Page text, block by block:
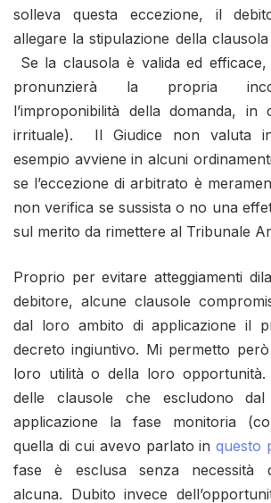
solleva questa eccezione, il
allegare la stipulazione della
Se la clausola è valida ed efficace,
pronunzierà la propria
l’improponibilità della domanda, in
irrituale). Il Giudice non valuta
esempio avviene in alcuni
se l’eccezione di arbitrato è
non verifica se sussista o no una
sul merito da rimettere al Tribunale
Proprio per evitare atteggiamenti
debitore, alcune clausole
dal loro ambito di applicazione il
decreto ingiuntivo. Mi permetto
loro utilità o della loro opportunità.
delle clausole che escludono
applicazione la fase monitoria
quella di cui avevo parlato inquesto
fase è esclusa senza necessità
alcuna. Dubito invece